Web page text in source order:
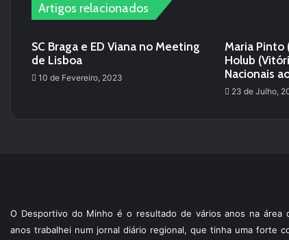
Artigos relacionados
SC Braga e ED Viana no Meeting
de Lisboa
10 de Fevereiro, 2023
Maria Pinto
Holub
Nacionais
23 de Julho,
O Desportivo do Minho é o resultado de vários anos na área
anos trabalhei num jornal diário regional, que tinha uma forte